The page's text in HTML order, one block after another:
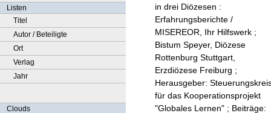
Listen
Titel
Autor / Beteiligte
Ort
Verlag
Jahr
Clouds
in drei Diözesen :
Erfahrungsberichte /
MISEREOR, Ihr Hilfswerk ;
Bistum Speyer, Diözese
Rottenburg Stuttgart,
Erzdiözese Freiburg ;
Herausgeber:
für das Kooperationsprojekt
"Globales Lernen" ; Beiträge: